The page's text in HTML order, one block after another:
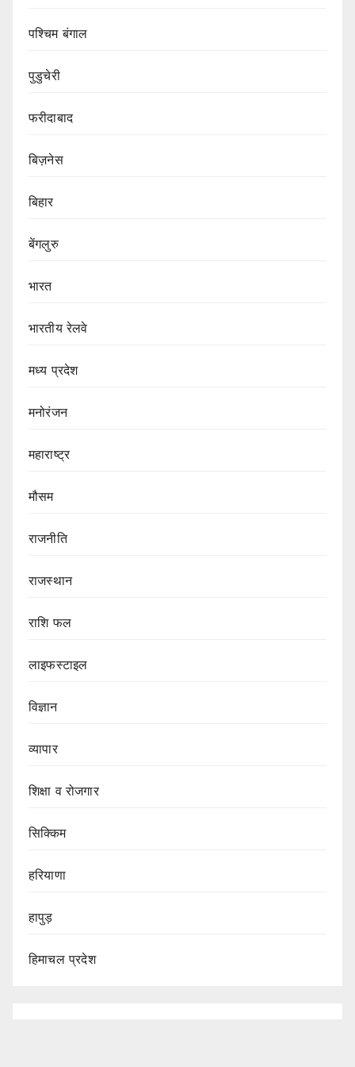
पश्चिम बंगाल
पुडुचेरी
फरीदाबाद
बिज़नेस
बिहार
बेंगलुरु
भारत
भारतीय रेलवे
मध्य प्रदेश
मनोरंजन
महाराष्ट्र
मौसम
राजनीति
राजस्थान
राशि फल
लाइफस्टाइल
विज्ञान
व्यापार
शिक्षा व रोजगार
सिक्किम
हरियाणा
हापुड़
हिमाचल प्रदेश